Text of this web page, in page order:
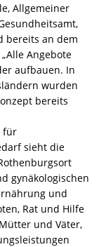
Allgemeiner
bereits an dem
Angebote
aufbauen. In
wurden
bereits
für
sieht die
gynäkologischen
und
Rat und Hilfe
und Väter,